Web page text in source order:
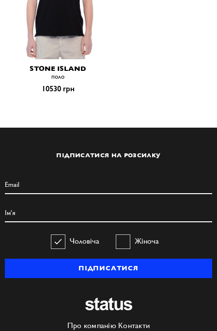
STONE ISLAND
поло
10530 грн
ПІДПИСАТИСЯ НА РОЗСИЛКУ
Чоловіча Жіноча
ПІДПИСАТИСЯ
Про компанію Контакти